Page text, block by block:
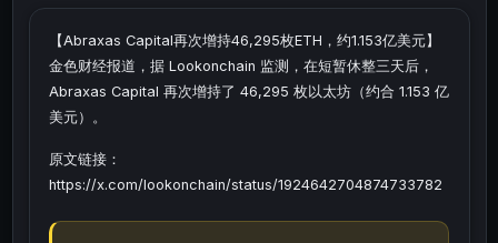
【Abraxas Capital再次增持46,295枚ETH，约1.153亿美元】
金色财经报道，据 Lookonchain 监测，在短暂休整三天后，
Abraxas Capital 再次增持了 46,295 枚以太坊（约合 1.153 亿
美元）。
原文链接：
https://x.com/lookonchain/status/1924642704874733782